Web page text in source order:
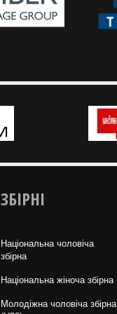
ЗБІРНІ
Національна чоловіча
збірна
Національна жiноча збірна
Молодіжна чоловіча збірна